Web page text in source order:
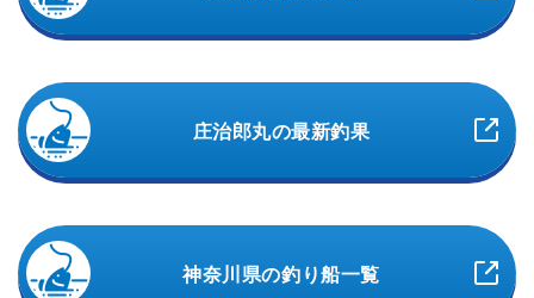
庄治郎丸の最新釣果
神奈川県の釣り船一覧